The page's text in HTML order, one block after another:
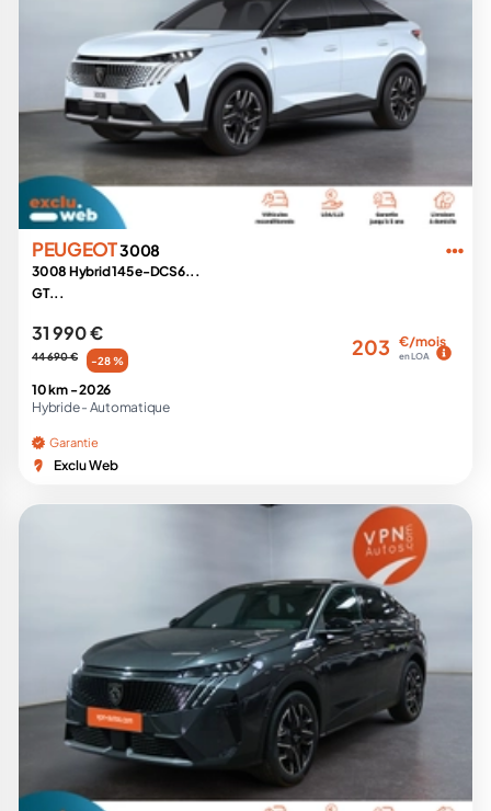
PEUGEOT3008
3008 Hybrid 145 e-DCS6...
GT...
31 990 €
44 690 € -28 %
203 €/mois
en LOA
10 km -2026
Hybride - Automatique
Garantie
Exclu Web